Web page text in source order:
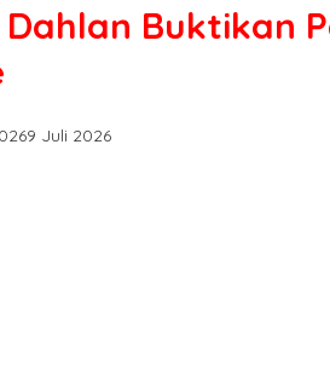
Dahlan Buktikan
9 Juli 2026